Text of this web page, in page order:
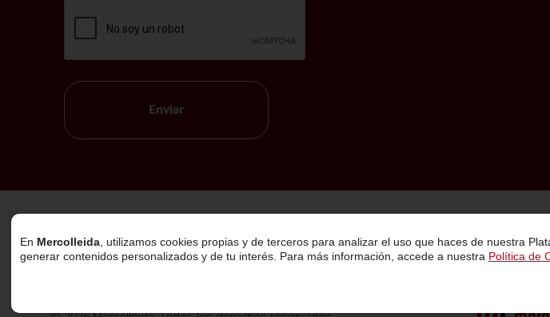
Enviar
En Mercolleida , utilizamos cookies propias y de terceros para analizar el uso que haces de nuestra
generar contenidos personalizados y de tu interés. Para más información, accede a nuestra Política de